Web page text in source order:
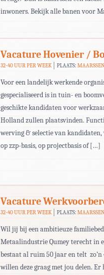
inwoners. Bekijk alle banen voor
Vacature Hovenier /
32-40 UUR PER WEEK PLAATS:
Voor een landelijk werkende
gespecialiseerd is in tuin- en
geschikte kandidaten voor
Holland zullen plaatsvinden.
werving & selectie van
op zzp-basis, op projectbasis of […]
Vacature
32-40 UUR PER WEEK PLAATS:
Wil jij bij een ambitieuze
Metaalindustrie Qumey terecht in
bestaat al ruim 50 jaar en telt zo’n
willen deze graag met jou delen.